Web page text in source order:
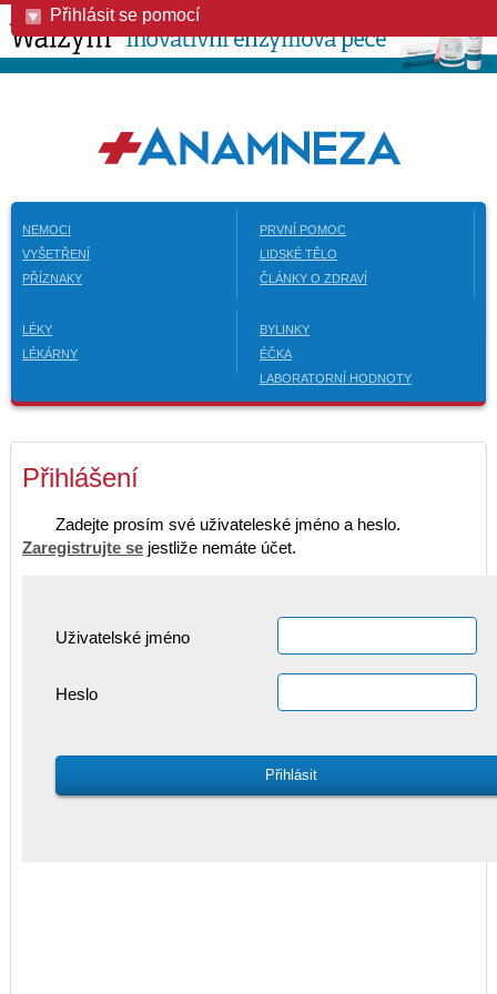
Přihlásit se pomocí
NEMOCI
VYŠETŘENÍ
PŘÍZNAKY
PRVNÍ POMOC
LIDSKÉ TĚLO
ČLÁNKY O ZDRAVÍ
LÉKY
LÉKÁRNY
BYLINKY
ÉČKA
LABORATORNÍ HODNOTY
Přihlášení
Zadejte prosím své uživateleské jméno a heslo.
Zaregistrujte se jestliže nemáte účet.
Uživatelské jméno
Heslo